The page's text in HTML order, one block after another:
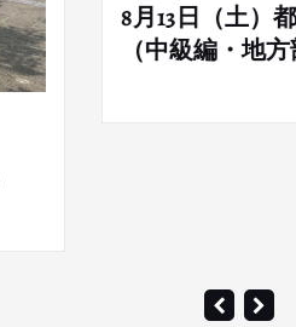
タントが教えるQGIS研修